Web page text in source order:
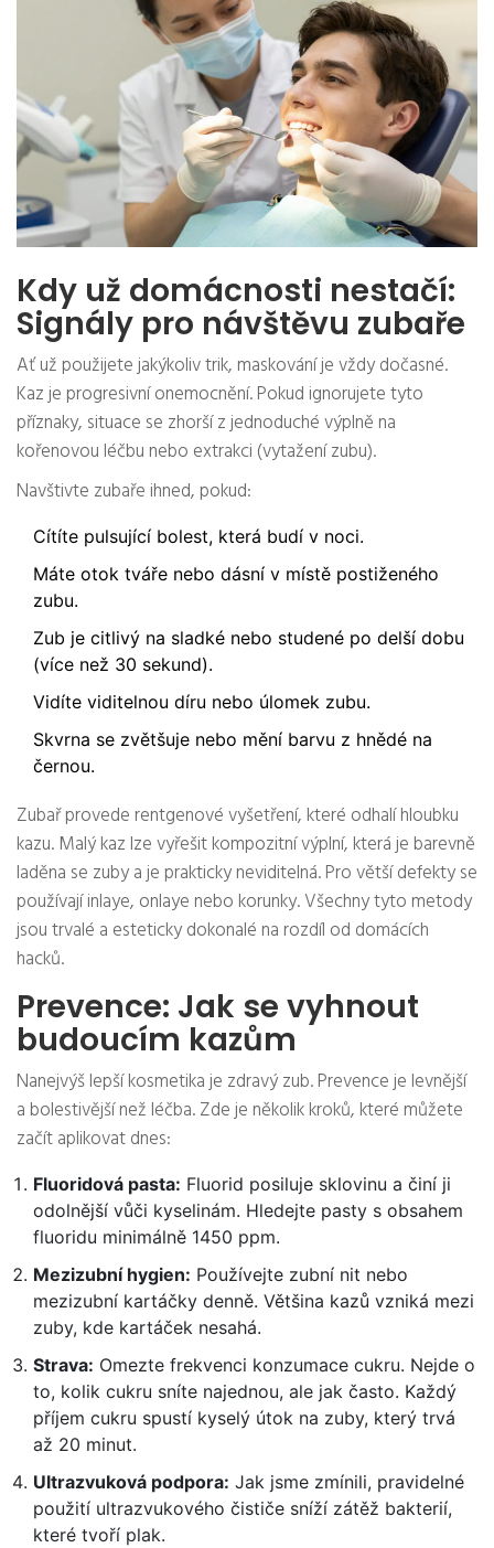
Kdy už domácnosti nestačí:
Signály pro návštěvu zubaře
Ať už použijete jakýkoliv trik, maskování je vždy dočasné.
Kaz je progresivní onemocnění. Pokud ignorujete tyto
příznaky, situace se zhorší z jednoduché výplně na
kořenovou léčbu nebo extrakci (vytažení zubu).
Navštivte zubaře ihned, pokud:
Cítíte pulsující bolest, která budí v noci.
Máte otok tváře nebo dásní v místě postiženého
zubu.
Zub je citlivý na sladké nebo studené po delší dobu
(více než 30 sekund).
Vidíte viditelnou díru nebo úlomek zubu.
Skvrna se zvětšuje nebo mění barvu z hnědé na
černou.
Zubař provede rentgenové vyšetření, které odhalí hloubku
kazu. Malý kaz lze vyřešit kompozitní výplní, která je barevně
laděna se zuby a je prakticky neviditelná. Pro větší defekty se
používají inlaye, onlaye nebo korunky. Všechny tyto metody
jsou trvalé a esteticky dokonalé na rozdíl od domácích
hacků.
Prevence: Jak se vyhnout
budoucím kazům
Nanejvýš lepší kosmetika je zdravý zub. Prevence je levnější
a bolestivější než léčba. Zde je několik kroků, které můžete
začít aplikovat dnes:
Fluoridová pasta: Fluorid posiluje sklovinu a činí ji
odolnější vůči kyselinám. Hledejte pasty s obsahem
fluoridu minimálně 1450 ppm.
Mezizubní hygien: Používejte zubní nit nebo
mezizubní kartáčky denně. Většina kazů vzniká mezi
zuby, kde kartáček nesahá.
Strava: Omezte frekvenci konzumace cukru. Nejde o
to, kolik cukru sníte najednou, ale jak často. Každý
příjem cukru spustí kyselý útok na zuby, který trvá
až 20 minut.
Ultrazvuková podpora: Jak jsme zmínili, pravidelné
použití ultrazvukového čističe sníží zátěž bakterií,
které tvoří plak.